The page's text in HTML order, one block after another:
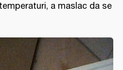
a maslac da se